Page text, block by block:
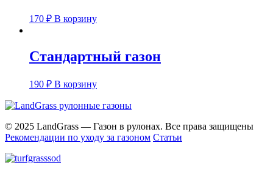
170 ₽ В корзину
Стандартный газон
190 ₽ В корзину
© 2025 LandGrass — Газон в рулонах. Все права защищены
Рекомендации по уходу за газоном Статьи